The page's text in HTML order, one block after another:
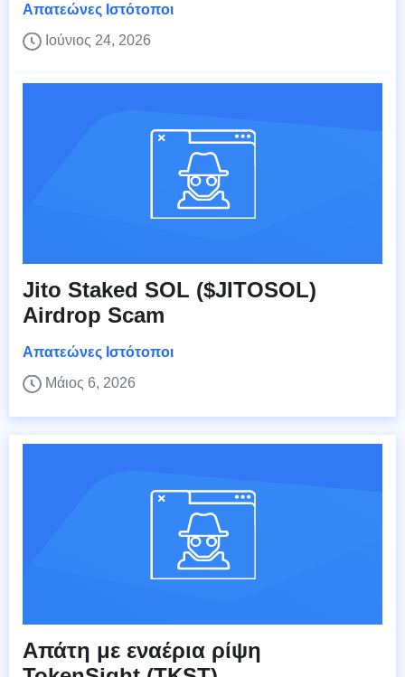
Απατεώνες Ιστότοποι
Ιούνιος 24, 2026
Jito Staked SOL ($JITOSOL)
Airdrop Scam
Απατεώνες Ιστότοποι
Μάιος 6, 2026
Απάτη με εναέρια ρίψη